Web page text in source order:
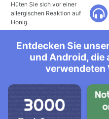
Hüten Sie sich vor einer
allergischen Reaktion auf
Honig.
Entdecken Sie
und Android, die
verwendeten